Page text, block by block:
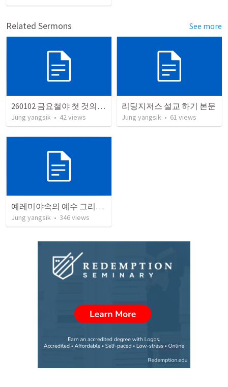
Related Sermons See more
260102 금요철야 첫 것의 소중함
Jung yangsik • 42views
리딩지저스 설교 하기 본문
Jung yangsik • 61 views
예레미야속의 예수 그리스도
Jung yangsik • 346views